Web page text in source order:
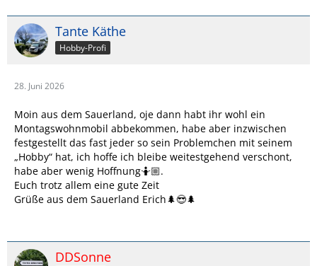
Tante Käthe
Hobby-Profi
28. Juni 2026
Moin aus dem Sauerland, oje dann habt ihr wohl ein
Montagswohnmobil abbekommen, habe aber inzwischen
festgestellt das fast jeder so sein Problemchen mit seinem
„Hobby“ hat, ich hoffe ich bleibe weitestgehend verschont,
habe aber wenig Hoffnung🤷🏼.
Euch trotz allem eine gute Zeit
Grüße aus dem Sauerland Erich🌲😎🌲
DDSonne